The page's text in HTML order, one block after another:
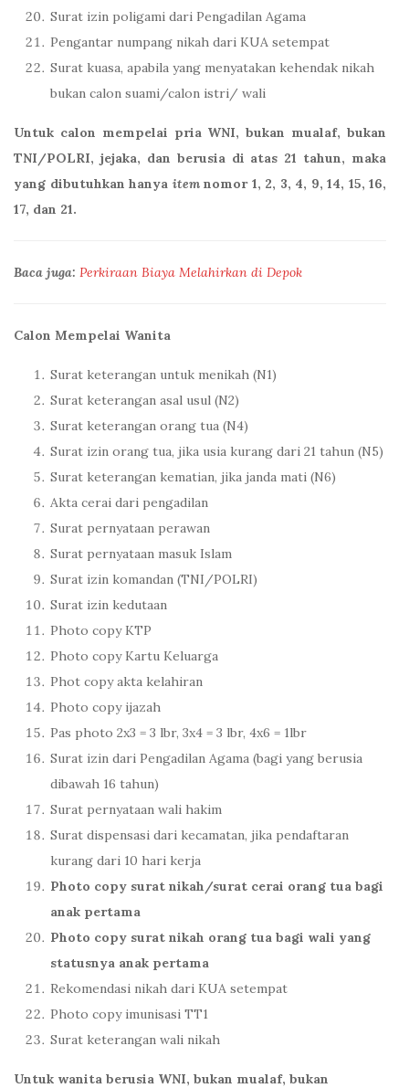
Surat izin poligami dari Pengadilan Agama
Pengantar numpang nikah dari KUA setempat
Surat kuasa, apabila yang menyatakan kehendak nikah
bukan calon suami/calon istri/ wali
Untuk calon mempelai pria WNI,bukan mualaf, bukan
TNI/POLRI, jejaka, dan berusia di atas 21 tahun, maka
yang dibutuhkan hanya itemnomor 1, 2, 3, 4, 9, 14, 15, 16,
17, dan 21.
Baca juga: Perkiraan Biaya Melahirkan di Depok
Calon Mempelai Wanita
Surat keterangan untuk menikah (N1)
Surat keterangan asal usul (N2)
Surat keterangan orang tua (N4)
Surat izin orang tua, jika usia kurang dari 21 tahun (N5)
Surat keterangan kematian, jika janda mati (N6)
Akta cerai dari pengadilan
Surat pernyataan perawan
Surat pernyataan masuk Islam
Surat izin komandan (TNI/POLRI)
Surat izin kedutaan
Photo copy KTP
Photo copy Kartu Keluarga
Phot copy akta kelahiran
Photo copy ijazah
Pas photo 2x3 = 3 lbr, 3x4 = 3 lbr, 4x6 = 1lbr
Surat izin dari Pengadilan Agama (bagi yang berusia
dibawah 16 tahun)
Surat pernyataan wali hakim
Surat dispensasi dari kecamatan, jika pendaftaran
kurang dari 10 hari kerja
Photo copy surat nikah/surat cerai orang tua bagi
anak pertama
Photo copy surat nikah orang tua bagi wali yang
statusnya anak pertama
Rekomendasi nikah dari KUA setempat
Photo copy imunisasi TT1
Surat keterangan wali nikah
Untuk wanita berusia WNI, bukan mualaf, bukan